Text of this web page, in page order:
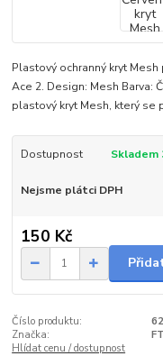
Plastový ochranný kryt
Ace 2. Design: Mesh Barva:
plastový kryt Mesh, který se
Dostupnost Skladem
Nejsme plátci DPH
150 Kč
Číslo produktu:
62
Značka:
FT
Hlídat cenu / dostupnost